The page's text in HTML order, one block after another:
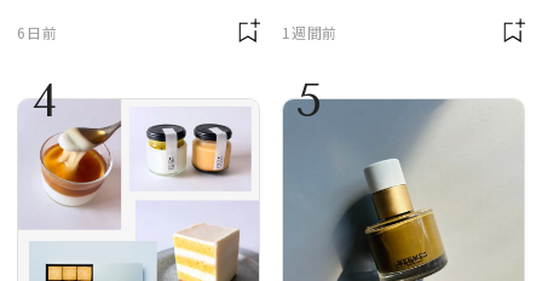
6日前 1週間前
4 5